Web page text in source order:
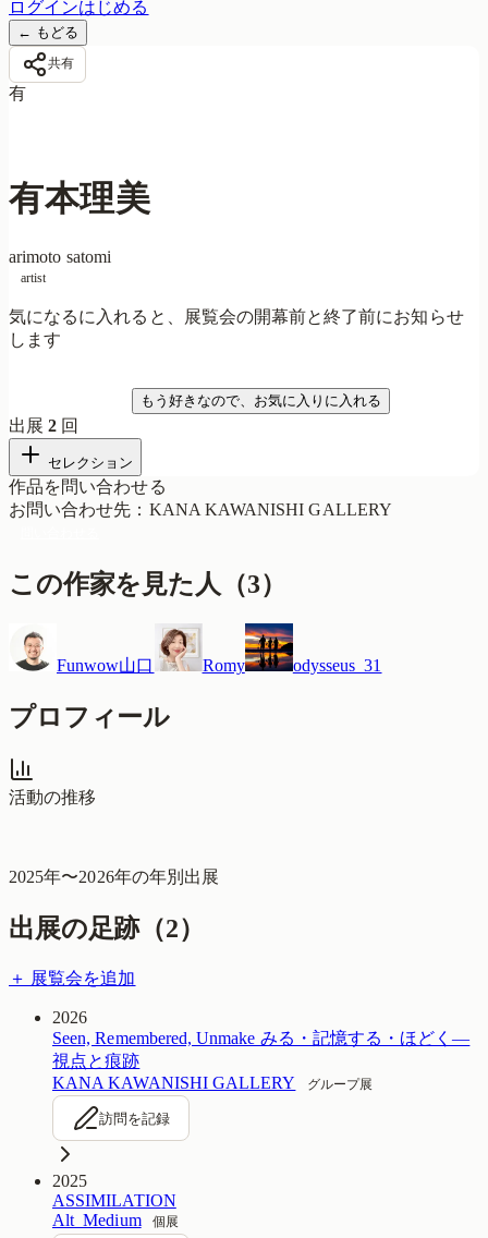
ログインはじめる
← もどる
共有
有
有本理美
arimoto satomi
artist
気になるに入れると、展覧会の開幕前と終了前にお知らせ
します
もう好きなので、お気に入りに入れる
出展2 回
セレクション
作品を問い合わせる
お問い合わせ先 ： KANA KAWANISHI GALLERY
この作家を見た人 （3）
Funwow山口 Romy odysseus_31
プロフィール
活動の推移
2025年〜2026年の年別出展
出展の足跡（2）
＋ 展覧会を追加
2026
Seen, Remembered, Unmake みる・記憶する・ほどく—
視点と痕跡
KANA KAWANISHI GALLERY
グループ展
訪問を記録
2025
ASSIMILATION
Alt_Medium
個展